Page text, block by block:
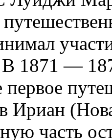
1871 —
первое
Ириан
часть